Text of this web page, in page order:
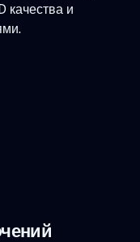
качества и